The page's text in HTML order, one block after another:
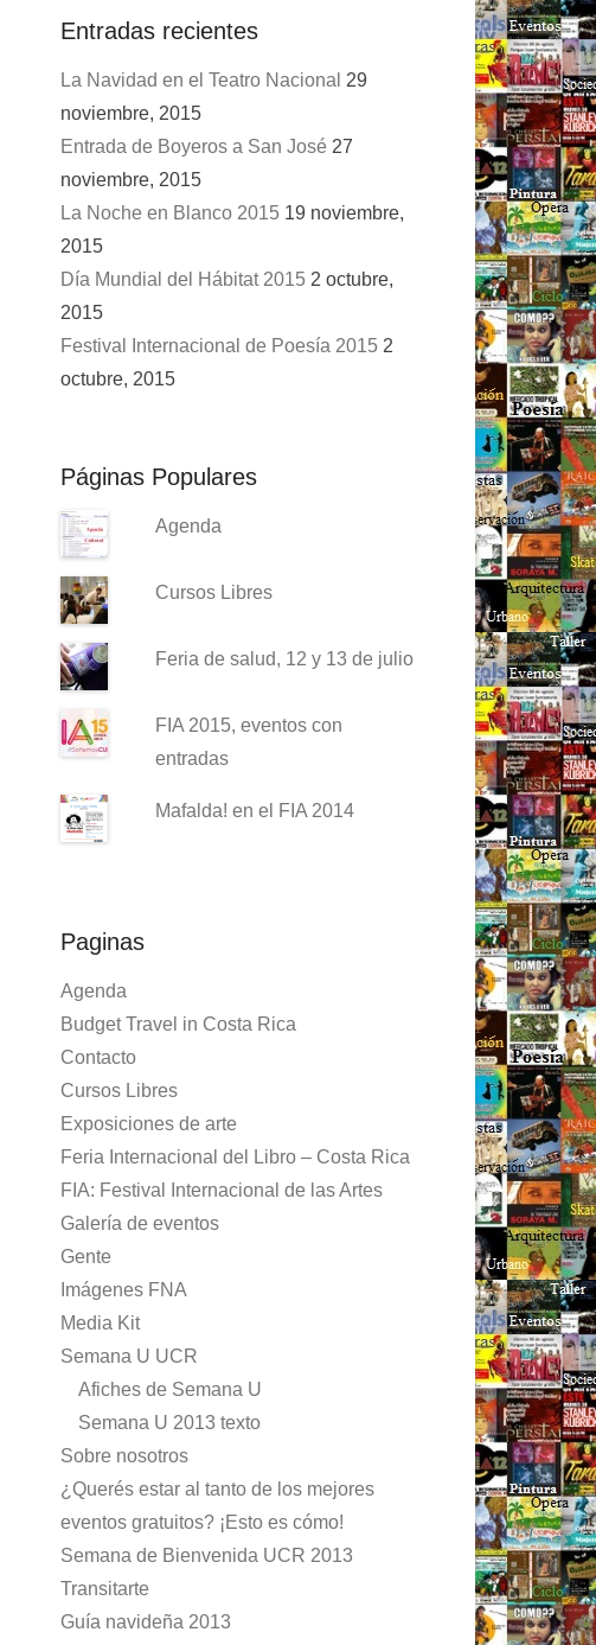
Entradas recientes
La Navidad en el Teatro Nacional 29
noviembre, 2015
Entrada de Boyeros a San José 27
noviembre, 2015
La Noche en Blanco 2015 19 noviembre,
2015
Día Mundial del Hábitat 2015 2 octubre,
2015
Festival Internacional de Poesía 2015 2
octubre, 2015
Páginas Populares
Agenda
Cursos Libres
Feria de salud, 12 y 13 de julio
FIA 2015, eventos con
entradas
Mafalda! en el FIA 2014
Paginas
Agenda
Budget Travel in Costa Rica
Contacto
Cursos Libres
Exposiciones de arte
Feria Internacional del Libro – Costa Rica
FIA: Festival Internacional de las Artes
Galería de eventos
Gente
Imágenes FNA
Media Kit
Semana U UCR
Afiches de Semana U
Semana U 2013 texto
Sobre nosotros
¿Querés estar al tanto de los mejores
eventos gratuitos? ¡Esto es cómo!
Semana de Bienvenida UCR 2013
Transitarte
Guía navideña 2013